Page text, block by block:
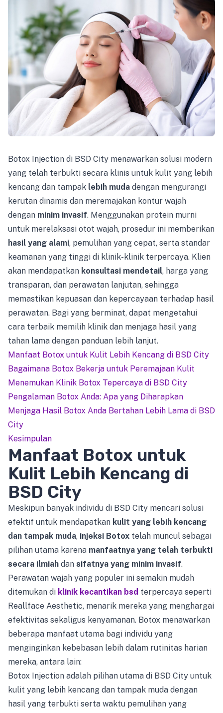
Botox Injection di BSD City menawarkan solusi modern
yang telah terbukti secara klinis untuk kulit yang lebih
kencang dan tampak lebih muda dengan mengurangi
kerutan dinamis dan meremajakan kontur wajah
dengan minim invasif. Menggunakan protein murni
untuk merelaksasi otot wajah, prosedur ini memberikan
hasil yang alami, pemulihan yang cepat, serta standar
keamanan yang tinggi di klinik-klinik terpercaya. Klien
akan mendapatkan konsultasi mendetail, harga yang
transparan, dan perawatan lanjutan, sehingga
memastikan kepuasan dan kepercayaan terhadap hasil
perawatan. Bagi yang berminat, dapat mengetahui
cara terbaik memilih klinik dan menjaga hasil yang
tahan lama dengan panduan lebih lanjut.
Manfaat Botox untuk Kulit Lebih Kencang di BSD City
Bagaimana Botox Bekerja untuk Peremajaan Kulit
Menemukan Klinik Botox Tepercaya di BSD City
Pengalaman Botox Anda: Apa yang Diharapkan
Menjaga Hasil Botox Anda Bertahan Lebih Lama di BSD
City
Kesimpulan
Manfaat Botox untuk
Kulit Lebih Kencang di
BSD City
Meskipun banyak individu di BSD City mencari solusi
efektif untuk mendapatkan kulit yang lebih kencang
dan tampak muda, injeksi Botox telah muncul sebagai
pilihan utama karena manfaatnya yang telah terbukti
secara ilmiah dan sifatnya yang minim invasif.
Perawatan wajah yang populer ini semakin mudah
ditemukan di klinik kecantikan bsd terpercaya seperti
Reallface Aesthetic, menarik mereka yang menghargai
efektivitas sekaligus kenyamanan. Botox menawarkan
beberapa manfaat utama bagi individu yang
menginginkan kebebasan lebih dalam rutinitas harian
mereka, antara lain:
Botox Injection adalah pilihan utama di BSD City untuk
kulit yang lebih kencang dan tampak muda dengan
hasil yang terbukti serta waktu pemulihan yang